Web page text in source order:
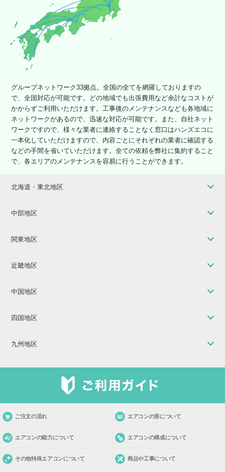
グループネットワーク33拠点。全国の全てを網羅しておりますの
で、全国対応が可能です。どの地域でも出張費用など余計なコストが
かからずご利用いただけます。工事後のメンテナンスなども各地域に
ネットワークがあるので、迅速な対応が可能です。また、自社ネット
ワークですので、様々な業者に連絡することなく窓口はハンズエコに
一本化していただけますので、内容ごとにそれぞれの業者に確認する
などの手間を省いていただけます。全ての依頼を弊社に集約すること
で、各エリアのメンテナンスを容易に行うことができます。
北海道・東北地区
中部地区
関東地区
近畿地区
中国地区
四国地区
九州地区
ご注文の流れ エアコンの形について
エアコンの能力について エアコンの構成について
その他特殊エアコンについて 商品や工事について